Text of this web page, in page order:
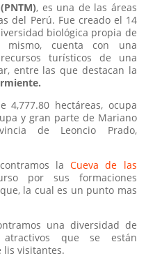
, es una de las áreas
del Perú. Fue creado el 14
biológica propia de
cuenta con una
turísticos de una
entre las que destacan la
4,777.80 hectáreas, ocupa
y gran parte de Mariano
de Leoncio Prado,
laCueva de las
por sus formaciones
la cual es un punto mas
una diversidad de
que se están
lis visitantes.